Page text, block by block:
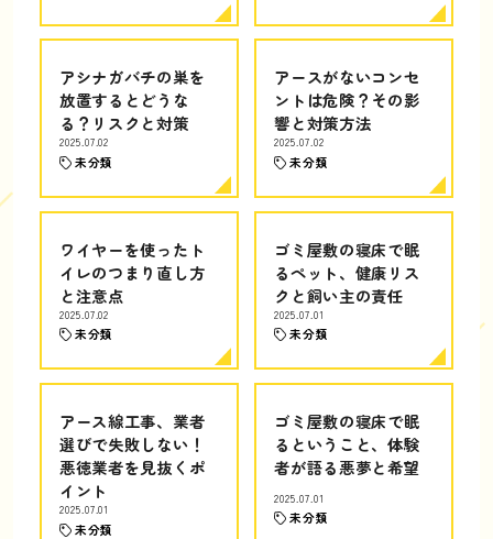
アシナガバチの巣を
放置するとどうな
る？リスクと対策
2025.07.02
未分類
アースがないコンセ
ントは危険？その影
響と対策方法
2025.07.02
未分類
ワイヤーを使ったト
イレのつまり直し方
と注意点
2025.07.02
未分類
ゴミ屋敷の寝床で眠
るペット、健康リス
クと飼い主の責任
2025.07.01
未分類
アース線工事、業者
選びで失敗しない！
悪徳業者を見抜くポ
イント
2025.07.01
未分類
ゴミ屋敷の寝床で眠
るということ、体験
者が語る悪夢と希望
2025.07.01
未分類